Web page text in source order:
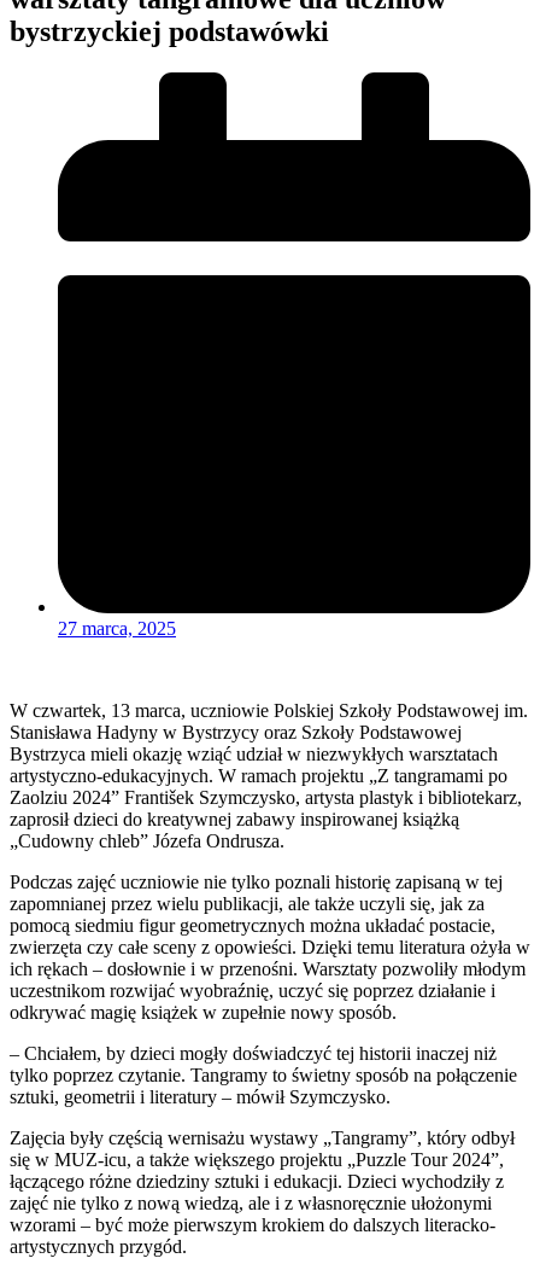
bystrzyckiej podstawówki
27 marca, 2025
W czwartek, 13 marca, uczniowie Polskiej Szkoły Podstawowej im.
Stanisława Hadyny w Bystrzycy oraz Szkoły Podstawowej
Bystrzyca mieli okazję wziąć udział w niezwykłych warsztatach
artystyczno-edukacyjnych. W ramach projektu „Z tangramami po
Zaolziu 2024” František Szymczysko, artysta plastyk i bibliotekarz,
zaprosił dzieci do kreatywnej zabawy inspirowanej książką
„Cudowny chleb” Józefa Ondrusza.
Podczas zajęć uczniowie nie tylko poznali historię zapisaną w tej
zapomnianej przez wielu publikacji, ale także uczyli się, jak za
pomocą siedmiu figur geometrycznych można układać postacie,
zwierzęta czy całe sceny z opowieści. Dzięki temu literatura ożyła w
ich rękach – dosłownie i w przenośni. Warsztaty pozwoliły młodym
uczestnikom rozwijać wyobraźnię, uczyć się poprzez działanie i
odkrywać magię książek w zupełnie nowy sposób.
– Chciałem, by dzieci mogły doświadczyć tej historii inaczej niż
tylko poprzez czytanie. Tangramy to świetny sposób na połączenie
sztuki, geometrii i literatury – mówił Szymczysko.
Zajęcia były częścią wernisażu wystawy „Tangramy”, który odbył
się w MUZ-icu, a także większego projektu „Puzzle Tour 2024”,
łączącego różne dziedziny sztuki i edukacji. Dzieci wychodziły z
zajęć nie tylko z nową wiedzą, ale i z własnoręcznie ułożonymi
wzorami – być może pierwszym krokiem do dalszych literacko-
artystycznych przygód.